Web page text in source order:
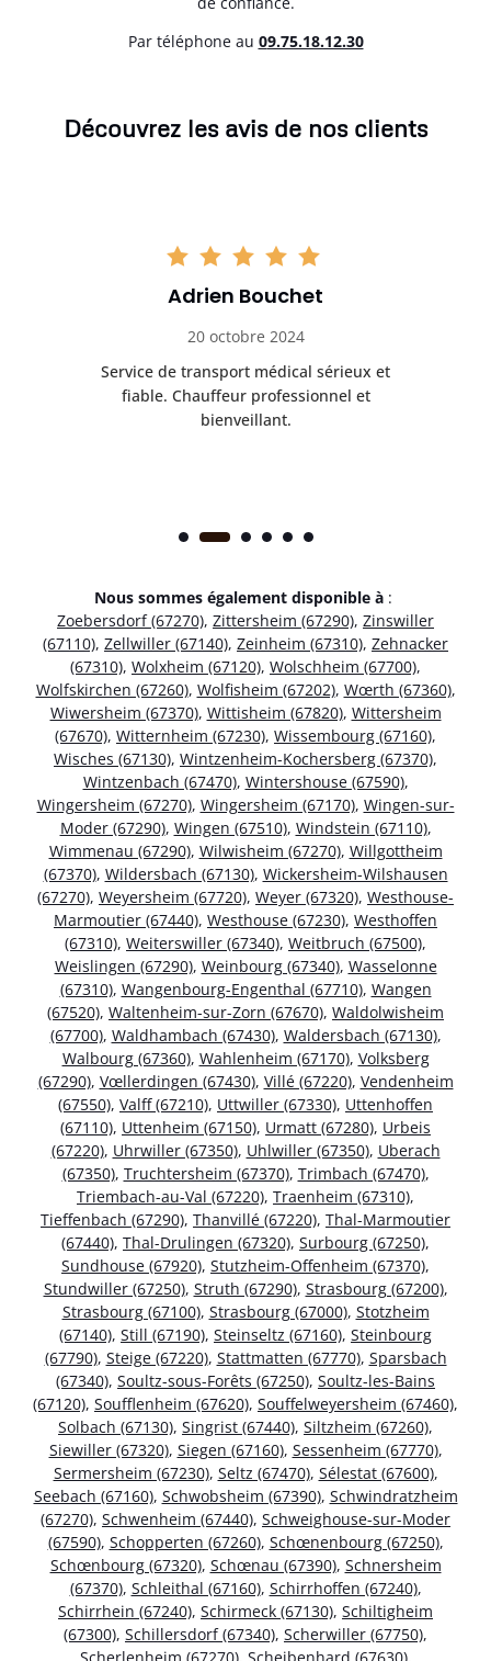
Par téléphone au 09.75.18.12.30
Découvrez les avis de nos clients
Adrien Bouchet
20 octobre 2024
Service de transport médical sérieux et
fiable. Chauffeur professionnel et
bienveillant.
Nous sommes également disponible à :
Zoebersdorf (67270), Zittersheim (67290), Zinswiller
(67110), Zellwiller (67140), Zeinheim (67310), Zehnacker
(67310), Wolxheim (67120), Wolschheim (67700),
Wolfskirchen (67260), Wolfisheim (67202), Wœrth (67360),
Wiwersheim (67370), Wittisheim (67820), Wittersheim
(67670), Witternheim (67230), Wissembourg (67160),
Wisches (67130), Wintzenheim-Kochersberg (67370),
Wintzenbach (67470), Wintershouse (67590),
Wingersheim (67270), Wingersheim (67170), Wingen-sur-
Moder (67290), Wingen (67510), Windstein (67110),
Wimmenau (67290), Wilwisheim (67270), Willgottheim
(67370), Wildersbach (67130), Wickersheim-Wilshausen
(67270), Weyersheim (67720), Weyer (67320), Westhouse-
Marmoutier (67440), Westhouse (67230), Westhoffen
(67310), Weiterswiller (67340), Weitbruch (67500),
Weislingen (67290), Weinbourg (67340), Wasselonne
(67310), Wangenbourg-Engenthal (67710), Wangen
(67520), Waltenheim-sur-Zorn (67670), Waldolwisheim
(67700), Waldhambach (67430), Waldersbach (67130),
Walbourg (67360), Wahlenheim (67170), Volksberg
(67290), Vœllerdingen (67430), Villé (67220), Vendenheim
(67550), Valff (67210), Uttwiller (67330), Uttenhoffen
(67110), Uttenheim (67150), Urmatt (67280), Urbeis
(67220), Uhrwiller (67350), Uhlwiller (67350), Uberach
(67350), Truchtersheim (67370), Trimbach (67470),
Triembach-au-Val (67220), Traenheim (67310),
Tieffenbach (67290), Thanvillé (67220), Thal-Marmoutier
(67440), Thal-Drulingen (67320), Surbourg (67250),
Sundhouse (67920), Stutzheim-Offenheim (67370),
Stundwiller (67250), Struth (67290), Strasbourg (67200),
Strasbourg (67100), Strasbourg (67000), Stotzheim
(67140), Still (67190), Steinseltz (67160), Steinbourg
(67790), Steige (67220), Stattmatten (67770), Sparsbach
(67340), Soultz-sous-Forêts (67250), Soultz-les-Bains
(67120), Soufflenheim (67620), Souffelweyersheim (67460),
Solbach (67130), Singrist (67440), Siltzheim (67260),
Siewiller (67320), Siegen (67160), Sessenheim (67770),
Sermersheim (67230), Seltz (67470), Sélestat (67600),
Seebach (67160), Schwobsheim (67390), Schwindratzheim
(67270), Schwenheim (67440), Schweighouse-sur-Moder
(67590), Schopperten (67260), Schœnenbourg (67250),
Schœnbourg (67320), Schœnau (67390), Schnersheim
(67370), Schleithal (67160), Schirrhoffen (67240),
Schirrhein (67240), Schirmeck (67130), Schiltigheim
(67300), Schillersdorf (67340), Scherwiller (67750),